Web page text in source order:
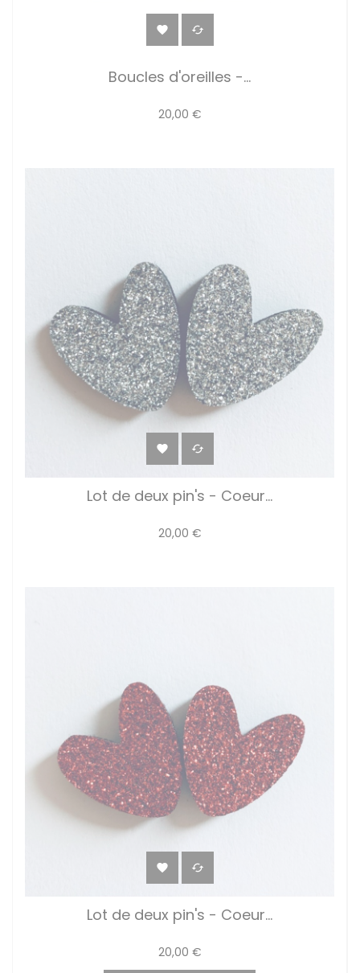
 
Boucles d'oreilles -...
20,00 €
 
Lot de deux pin's - Coeur...
20,00 €
 
Lot de deux pin's - Coeur...
20,00 €